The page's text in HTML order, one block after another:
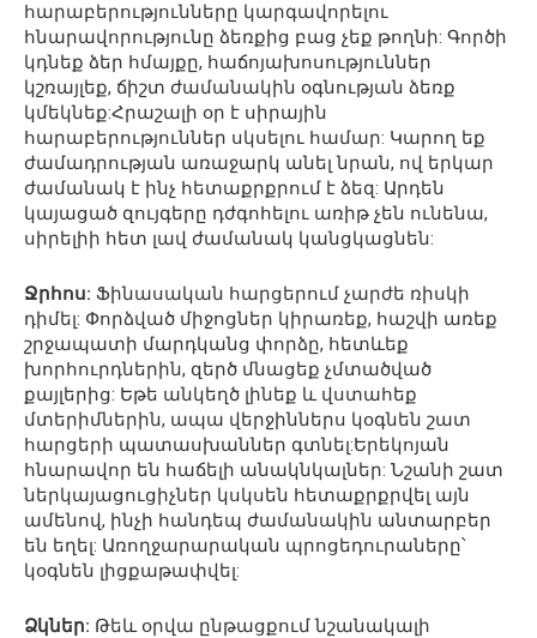
հարաբերությունները կարգավորելու
հնարավորությունը ձեռքից բաց չեք թողնի: Գործի
կդնեք ձեր հմայքը, հաճոյախոսություններ
կշռայլեք, ճիշտ ժամանակին օգնության ձեռք
կմեկնեք:Հրաշալի օր է սիրային
հարաբերություններ սկսելու համար: Կարող եք
ժամադրության առաջարկ անել նրան, ով երկար
ժամանակ է ինչ հետաքրքրում է ձեզ: Արդեն
կայացած զույգերը դժգոհելու առիթ չեն ունենա,
սիրելիի հետ լավ ժամանակ կանցկացնեն:
Ջրհոս: Ֆինասական հարցերում չարժե ռիսկի
դիմել: Փորձված միջոցներ կիրառեք, հաշվի առեք
շրջապատի մարդկանց փորձը, հետևեք
խորհուրդներին, զերծ մնացեք չմտածված
քայլերից: Եթե անկեղծ լինեք և վստահեք
մտերիմներին, ապա վերջիններս կօգնեն շատ
հարցերի պատասխաններ գտնել:Երեկոյան
հնարավոր են հաճելի անակնկալներ: Նշանի շատ
ներկայացուցիչներ կսկսեն հետաքրքրվել այն
ամենով, ինչի հանդեպ ժամանակին անտարբեր
են եղել: Առողջարարական պրոցեդուրաները՝
կօգնեն լիցքաթափվել:
Ձկներ: Թեև օրվա ընթացքում նշանակալի